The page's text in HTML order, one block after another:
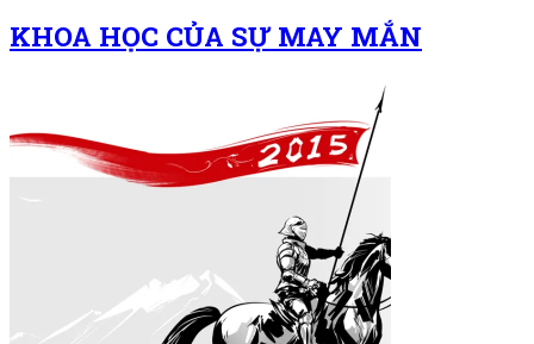
KHOA HỌC CỦA SỰ MAY MẮN